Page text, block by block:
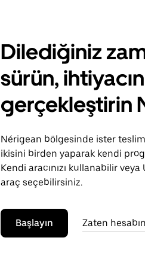
Dilediğiniz
sürün,
gerçekleştirin
Nérigean bölgesinde ister
ikisini birden yaparak kendi
Kendi aracınızı kullanabilir
araç seçebilirsiniz.
Başlayın Zaten